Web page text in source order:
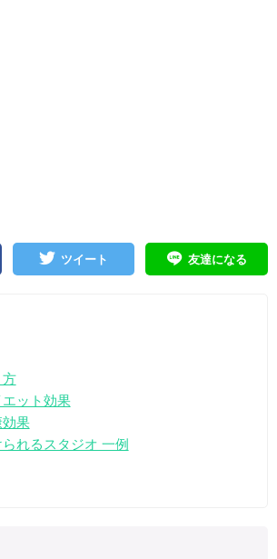
ツイート 友達になる
ット効果
果
れるスタジオ 一例